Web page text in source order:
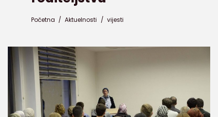
Početna / Aktuelnosti / vijesti